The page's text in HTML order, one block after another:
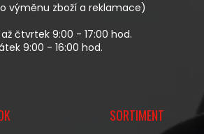
V
P
I
výměnu zboží a reklamace)
čtvrtek 9:00 - 17:00 hod.
9:00 - 16:00 hod.
SORTIMENT